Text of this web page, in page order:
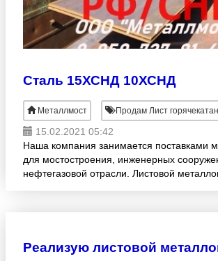
Сталь 15ХСНД 10ХСНД
Металлмост Продам Лист
15.02.2021 05:42
Наша компания занимается поставками
для мостостроения, инженерных
нефтегазовой отрасли. Листовой